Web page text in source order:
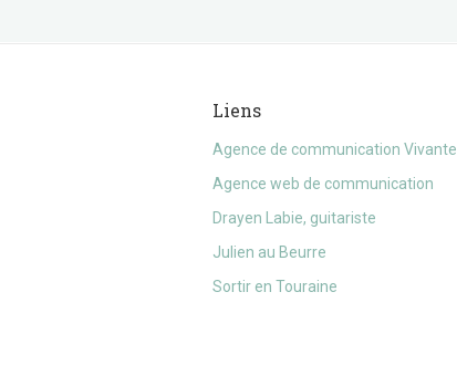
Liens
Agence de communication Vivante
Agence web de communication
Drayen Labie, guitariste
Julien au Beurre
Sortir en Touraine